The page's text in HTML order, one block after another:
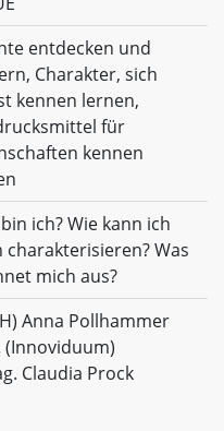
entdecken und
Charakter, sich
kennen lernen,
für
kennen
ich? Wie kann ich
charakterisieren? Was
mich aus?
Anna Pollhammer
(Innoviduum)
Claudia Prock